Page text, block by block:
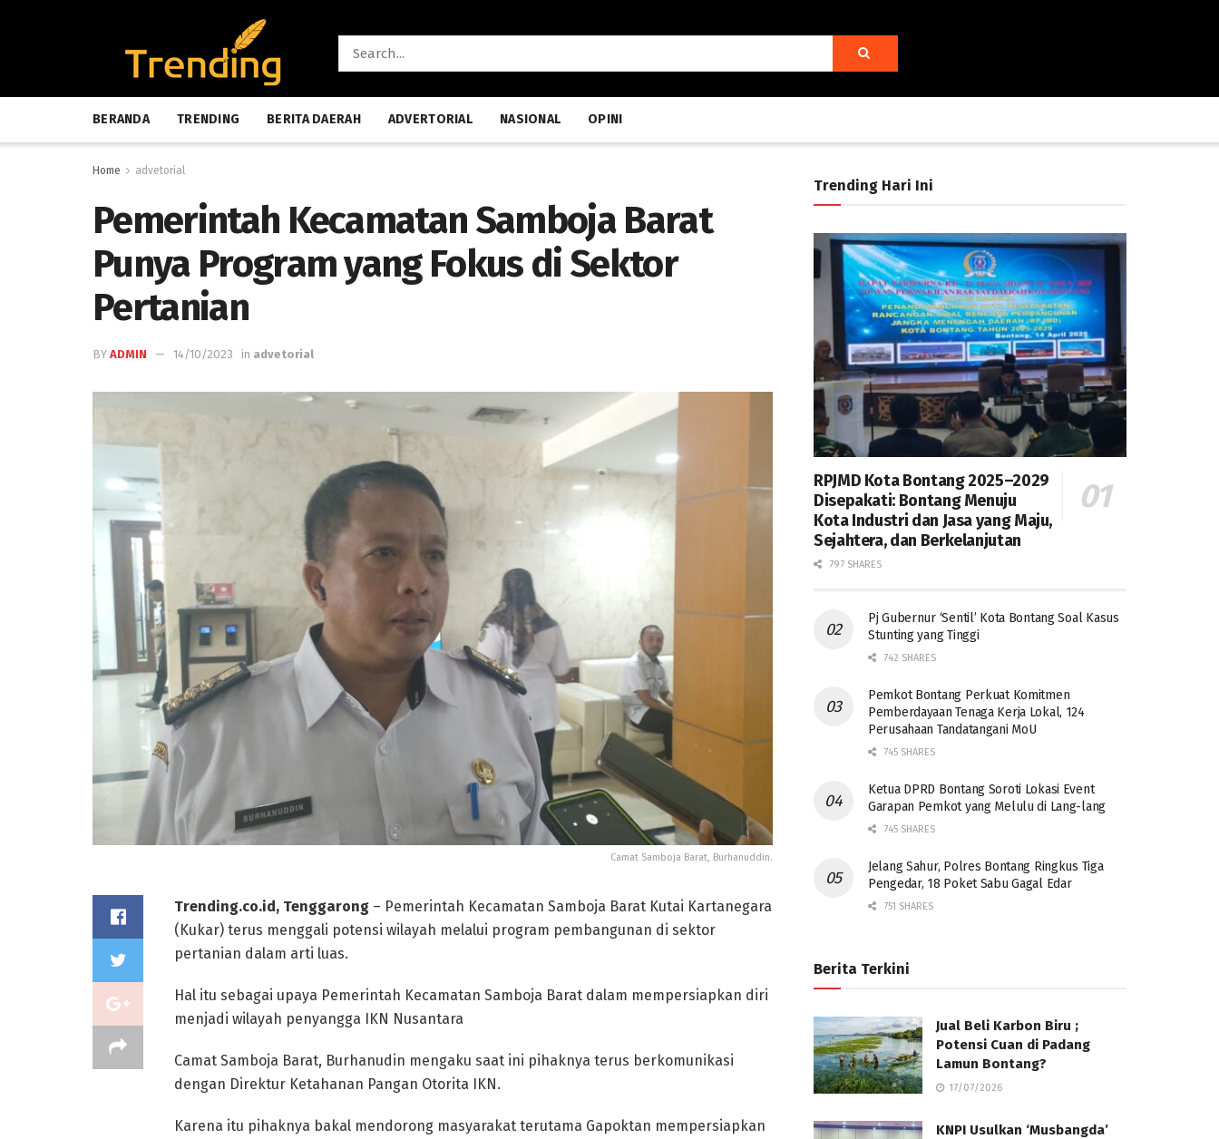
BERANDA TRENDING BERITA DAERAH ADVERTORIAL NASIONAL OPINI
Home advetorial
Pemerintah Kecamatan Samboja Barat
Punya Program yang Fokus di Sektor
Pertanian
BY ADMIN 14/10/2023 in advetorial
Camat Samboja Barat, Burhanuddin.
Trending.co.id, Tenggarong – Pemerintah Kecamatan Samboja Barat Kutai Kartanegara
(Kukar) terus menggali potensi wilayah melalui program pembangunan di sektor
pertanian dalam arti luas.
Hal itu sebagai upaya Pemerintah Kecamatan Samboja Barat dalam mempersiapkan diri
menjadi wilayah penyangga IKN Nusantara
Camat Samboja Barat, Burhanudin mengaku saat ini pihaknya terus berkomunikasi
dengan Direktur Ketahanan Pangan Otorita IKN.
Karena itu pihaknya bakal mendorong masyarakat terutama Gapoktan mempersiapkan
Trending Hari Ini
RPJMD Kota Bontang 2025–2029
Disepakati: Bontang Menuju
Kota Industri dan Jasa yang Maju,
Sejahtera, dan Berkelanjutan
797 SHARES
Pj Gubernur ‘Sentil’ Kota Bontang Soal Kasus
Stunting yang Tinggi
742 SHARES
Pemkot Bontang Perkuat Komitmen
Pemberdayaan Tenaga Kerja Lokal, 124
Perusahaan Tandatangani MoU
745 SHARES
Ketua DPRD Bontang Soroti Lokasi Event
Garapan Pemkot yang Melulu di Lang-lang
745 SHARES
Jelang Sahur, Polres Bontang Ringkus Tiga
Pengedar, 18 Poket Sabu Gagal Edar
751 SHARES
Berita Terkini
Jual Beli Karbon Biru ;
Potensi Cuan di Padang
Lamun Bontang?
17/07/2026
KNPI Usulkan ‘Musbangda’